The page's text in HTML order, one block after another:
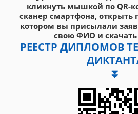
кликнуть мышкой по QR-
сканер смартфона, открыть
котором вы присылали
свою ФИО и
РЕЕСТР ДИПЛОМОВ
⏬